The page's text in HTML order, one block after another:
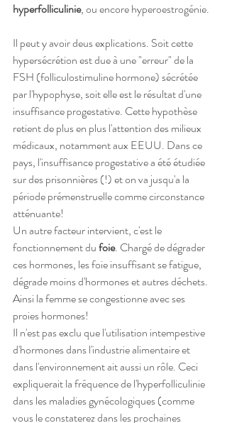
hyperfolliculinie, ou encore hyperoestrogénie.
Il peut y avoir deus explications. Soit cette
hypersécrétion est due à une "erreur" de la
FSH (folliculostimuline hormone) sécrétée
par l'hypophyse, soit elle est le résultat d'une
insuffisance progestative. Cette hypothèse
retient de plus en plus l'attention des milieux
médicaux, notamment aux EEUU. Dans ce
pays, l'insuffisance progestative a été étudiée
sur des prisonnières (!) et on va jusqu'a la
période prémenstruelle comme circonstance
atténuante!
Un autre facteur intervient, c'est le
fonctionnement du foie. Chargé de dégrader
ces hormones, les foie insuffisant se fatigue,
dégrade moins d'hormones et autres déchets.
Ainsi la femme se congestionne avec ses
proies hormones!
Il n'est pas exclu que l'utilisation intempestive
d'hormones dans l'industrie alimentaire et
dans l'environnement ait aussi un rôle. Ceci
expliquerait la fréquence de l'hyperfolliculinie
dans les maladies gynécologiques (comme
vous le constaterez dans les prochaines